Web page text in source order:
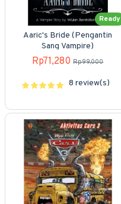
Ready
Aaric's Bride (Pengantin
Sang Vampire)
Rp71,280 Rp99,000
8 review(s)